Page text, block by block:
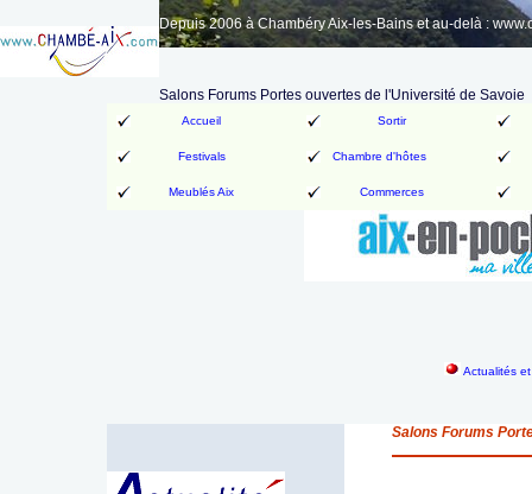
Depuis 2006 à Chambéry Aix-les-Bains et au-delà :
Salons Forums Portes ouvertes de l'Université de Savoie
Accueil Sortir
Festivals Chambre d'hôtes
Meublés Aix Commerces
Actualités
Salons Forums